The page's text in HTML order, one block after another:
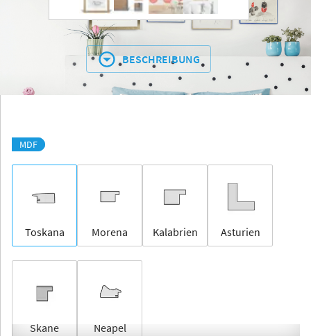
BESCHREIBUNG
MDF
Toskana Morena Kalabrien Asturien
Skane Neapel